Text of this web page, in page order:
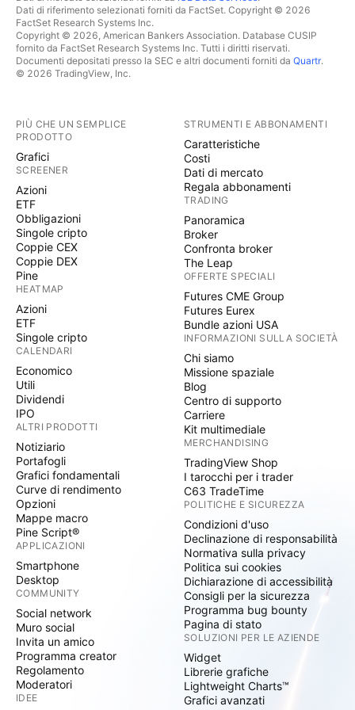
Dati di riferimento selezionati forniti da FactSet. Copyright © 2026
FactSet Research Systems Inc.
Copyright © 2026, American Bankers Association. Database CUSIP
fornito da FactSet Research Systems Inc. Tutti i diritti riservati.
Documenti depositati presso la SEC e altri documenti forniti da Quartr.
© 2026 TradingView, Inc.
PIÙ CHE UN SEMPLICE
PRODOTTO
Grafici
SCREENER
Azioni
ETF
Obbligazioni
Singole cripto
Coppie CEX
Coppie DEX
Pine
HEATMAP
Azioni
ETF
Singole cripto
CALENDARI
Economico
Utili
Dividendi
IPO
ALTRI PRODOTTI
Notiziario
Portafogli
Grafici fondamentali
Curve di rendimento
Opzioni
Mappe macro
Pine Script®
APPLICAZIONI
Smartphone
Desktop
COMMUNITY
Social network
Muro social
Invita un amico
Programma creator
Regolamento
Moderatori
IDEE
STRUMENTI E ABBONAMENTI
Caratteristiche
Costi
Dati di mercato
Regala abbonamenti
TRADING
Panoramica
Broker
Confronta broker
The Leap
OFFERTE SPECIALI
Futures CME Group
Futures Eurex
Bundle azioni USA
INFORMAZIONI SULLA SOCIETÀ
Chi siamo
Missione spaziale
Blog
Centro di supporto
Carriere
Kit multimediale
MERCHANDISING
TradingView Shop
I tarocchi per i trader
C63 TradeTime
POLITICHE E SICUREZZA
Condizioni d'uso
Declinazione di responsabilità
Normativa sulla privacy
Politica sui cookies
Dichiarazione di accessibilità
Consigli per la sicurezza
Programma bug bounty
Pagina di stato
SOLUZIONI PER LE AZIENDE
Widget
Librerie grafiche
Lightweight Charts™
Grafici avanzati